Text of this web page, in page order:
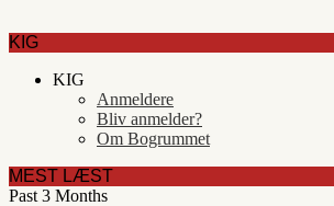
KIG
KIG
Anmeldere
Bliv anmelder?
Om Bogrummet
MEST LÆST
Past 3 Months